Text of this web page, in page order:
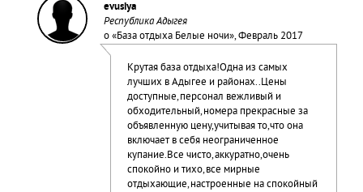
evusiya
Республика Адыгея
о «База отдыха Белые ночи», Февраль 2017
Крутая база отдыха!Одна из самых
лучших в Адыгее и районах..Цены
доступные,персонал вежливый и
обходительный,номера прекрасные за
объявленную цену,учитывая то,что она
включает в себя неограниченное
купание.Все чисто,аккуратно,очень
спокойно и тихо,все мирные
отдыхающие,настроенные на спокойный